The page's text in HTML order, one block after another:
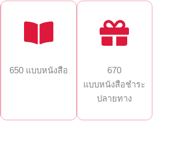
650 แบบหนังสือ
670
แบบหนังสือชำระ
ปลายทาง